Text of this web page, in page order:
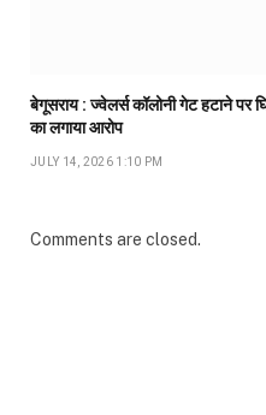
बेगूसराय : ज्वेलर्स कॉलोनी गेट हटाने पर
का लगाया आरोप
JULY 14, 2026 1:10 PM
Comments are closed.